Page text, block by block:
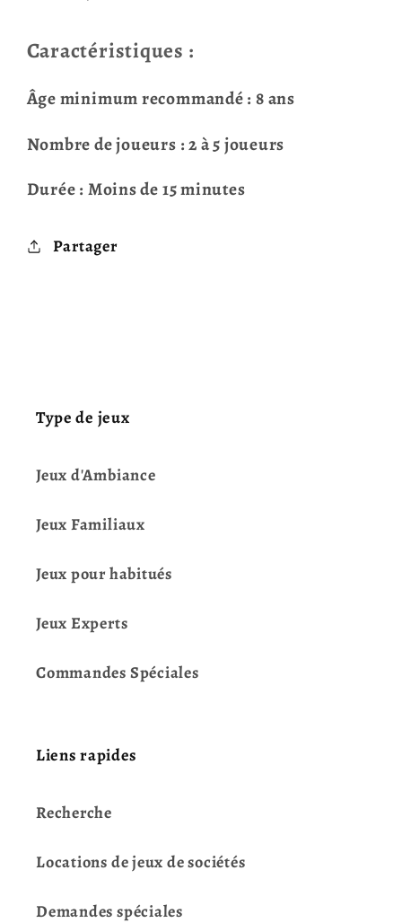
Caractéristiques :
Âge minimum recommandé : 8 ans
Nombre de joueurs : 2 à 5 joueurs
Durée : Moins de 15 minutes
Partager
Type de jeux
Jeux d'Ambiance
Jeux Familiaux
Jeux pour habitués
Jeux Experts
Commandes Spéciales
Liens rapides
Recherche
Locations de jeux de sociétés
Demandes spéciales